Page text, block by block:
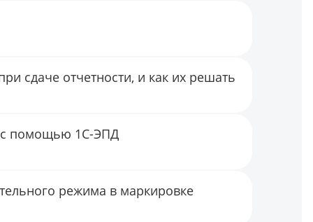
сдаче отчетности, и как их решать
с помощью 1С-ЭПД
режима в маркировке